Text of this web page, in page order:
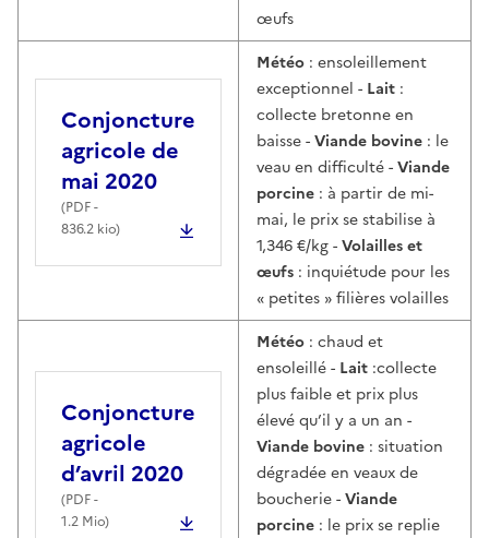
œufs
Conjoncture
agricole de
mai 2020
(PDF-
836.2 kio)
Météo : ensoleillement
exceptionnel - Lait :
collecte bretonne en
baisse -Viande bovine : le
veau en difficulté -Viande
porcine : à partir de mi-
mai, le prix se stabilise à
1,346 €/kg -Volailles et
œufs : inquiétude pour les
« petites » filières volailles
Conjoncture
agricole
d’avril 2020
(PDF-
1.2 Mio)
Météo : chaud et
ensoleillé - Lait :collecte
plus faible et prix plus
élevé qu’il y a un an -
Viande bovine : situation
dégradée en veaux de
boucherie -Viande
porcine : le prix se replie